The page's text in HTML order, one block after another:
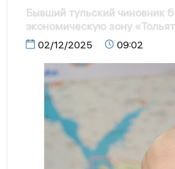
Бывший тульский чиновник
экономическую зону
02/12/2025 09:02